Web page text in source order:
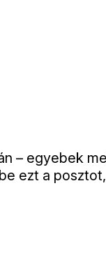
– egyebek
ezt a